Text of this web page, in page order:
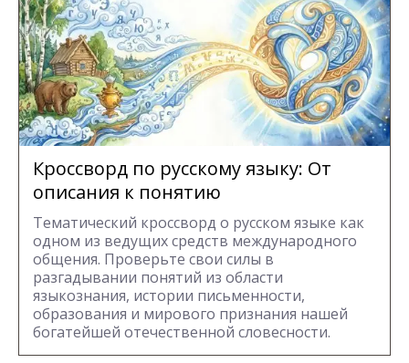
Кроссворд по русскому языку: От
описания к понятию
Тематический кроссворд о русском языке как
одном из ведущих средств международного
общения. Проверьте свои силы в
разгадывании понятий из области
языкознания, истории письменности,
образования и мирового признания нашей
богатейшей отечественной словесности.